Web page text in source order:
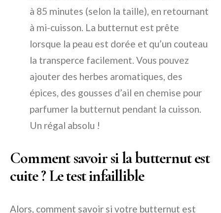
à 85 minutes (selon la taille), en retournant
à mi-cuisson. La butternut est prête
lorsque la peau est dorée et qu’un couteau
la transperce facilement. Vous pouvez
ajouter des herbes aromatiques, des
épices, des gousses d’ail en chemise pour
parfumer la butternut pendant la cuisson.
Un régal absolu !
Comment savoir si la butternut est
cuite ? Le test infaillible
Alors, comment savoir si votre butternut est